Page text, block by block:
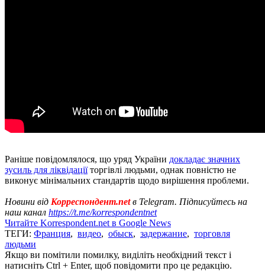
Раніше повідомлялося, що уряд України докладає значних
зусиль для ліквідаціїторгівлі людьми, однак повністю не
виконує мінімальних стандартів щодо вирішення проблеми.
Новини від Корреспондент.netв Telegram. Підписуйтесь на
наш канал https://t.me/korrespondentnet
Читайте Korrespondent.net в Google News
ТЕГИ: Франция, видео, обыск, задержание, торговля
людьми
Якщо ви помітили помилку, виділіть необхідний текст і
натисніть Ctrl + Enter, щоб повідомити про це редакцію.